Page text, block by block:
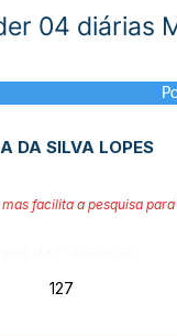
04 diárias
DA SILVA LOPES
facilita a pesquisa
127